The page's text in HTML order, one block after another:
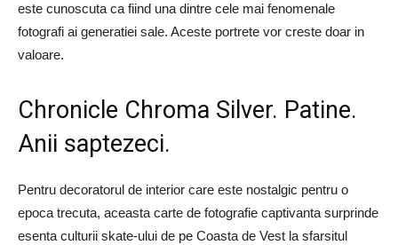
este cunoscuta ca fiind una dintre cele mai fenomenale
fotografi ai generatiei sale. Aceste portrete vor creste doar in
valoare.
Chronicle Chroma Silver. Patine.
Anii saptezeci.
Pentru decoratorul de interior care este nostalgic pentru o
epoca trecuta, aceasta carte de fotografie captivanta surprinde
esenta culturii skate-ului de pe Coasta de Vest la sfarsitul